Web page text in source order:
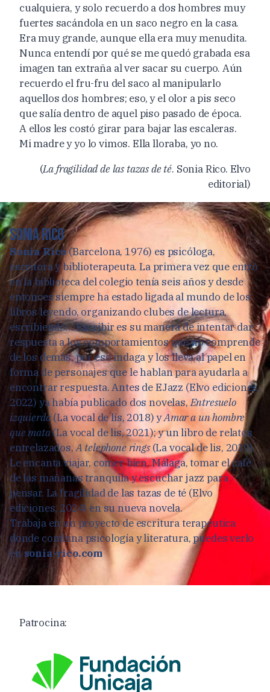
cualquiera, y solo recuerdo a dos hombres muy
fuertes sacándola en un saco negro en la casa.
Era muy grande, aunque ella era muy menudita.
Nunca entendí por qué se me quedó grabada esa
imagen tan extraña al ver sacar su cuerpo. Aún
recuerdo el fru-fru del saco al manipularlo
aquellos dos hombres; eso, y el olor a pis seco
que salía dentro de aquel piso pasado de época.
A ellos les costó girar para bajar las escaleras.
Mi madre y yo lo vimos. Ella lloraba, yo no.
(La fragilidad de las tazas de té. Sonia Rico. Elvo
editorial)
Sonia Rico
Sonia Rico(Barcelona, 1976) es psicóloga,
escritora y biblioterapeuta. La primera vez que entró
en la biblioteca del colegio tenía seis años y desde
entonces siempre ha estado ligada al mundo de los
libros leyendo, organizando clubes de lectura,
escribiendo… Escribir es su manera de intentar dar
respuesta a los comportamientos que no comprende
de los demás, por eso indaga y los lleva al papel en
forma de personajes que le hablan para ayudarla a
encontrar respuesta. Antes de EJazz (Elvo ediciones,
2022) ya había publicado dos novelas,Entresuelo
izquierda(La vocal de lis, 2018) yAmar a un hombre
que mata(La vocal de lis, 2021); y un libro de relatos
entrelazados,A telephone rings(La vocal de lis, 2019).
Le encanta viajar, comer bien, Málaga, tomar el café
de las mañanas tranquila y escuchar jazz para
pensar. La fragilidad de las tazas de té (Elvo
ediciones, 2024) en su nueva novela.
Trabaja en un proyecto de escritura terapéutica
donde combina psicología y literatura, puedes verlo
ensonia-rico.com
Patrocina: